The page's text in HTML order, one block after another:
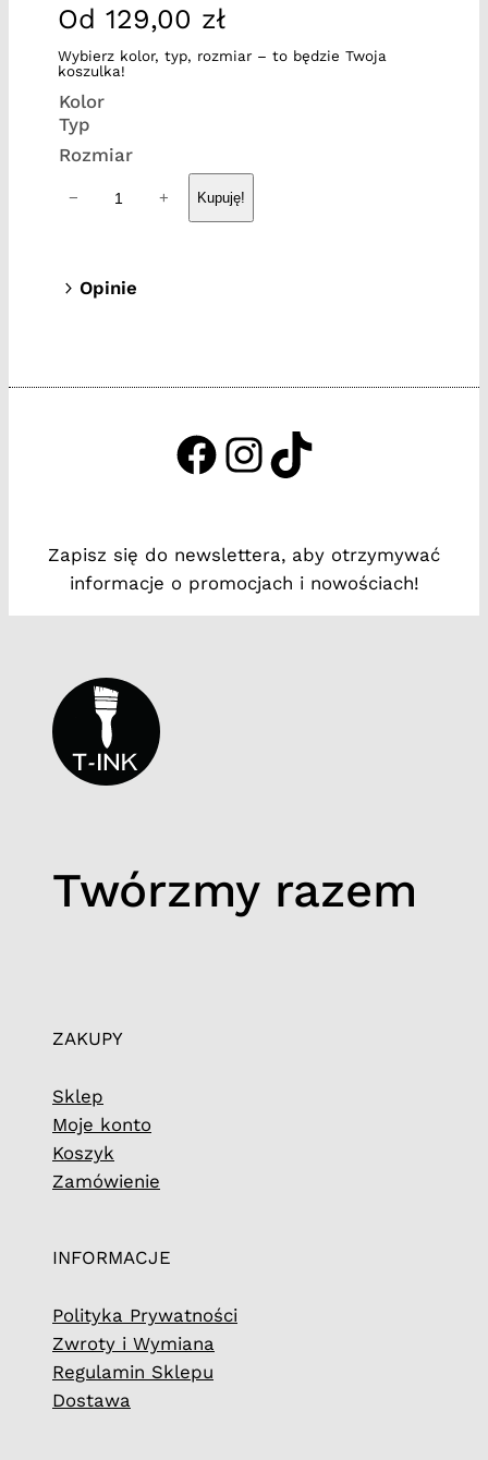
Od 129,00 zł
Wybierz kolor, typ, rozmiar – to będzie Twoja
koszulka!
Kolor
Typ
Rozmiar
ć
p
o
3
− + Kupuję!
Opinie
https://http://instagram.com
http://tiktok.tak
Zapisz się do newslettera, aby otrzymywać
informacje o promocjach i nowościach!
Twórzmy razem
ZAKUPY
Sklep
Moje konto
Koszyk
Zamówienie
INFORMACJE
Polityka Prywatności
Zwroty i Wymiana
Regulamin Sklepu
Dostawa